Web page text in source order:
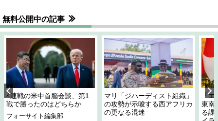
無料公開中の記事
4連戦の米中首脳会談、第1
戦で勝ったのはどちらか
フォーサイト編集部
マリ「ジハーディスト組織」
の攻勢が示唆する西アフリカ
の更なる混迷
「
東南
る課